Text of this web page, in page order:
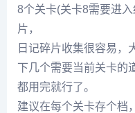
8个关卡(关卡8需要进
片，
日记碎片收集很容易，
下几个需要当前关卡的
都用完就行了。
建议在每个关卡存个档